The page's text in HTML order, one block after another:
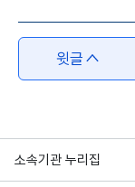
윗글
소속기관 누리집